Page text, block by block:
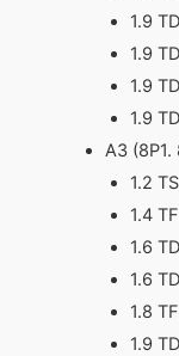
1.9
1.9
1.9
1.9
A3 (8P1.
1.2
1.4
1.6
1.6
1.8
1.9